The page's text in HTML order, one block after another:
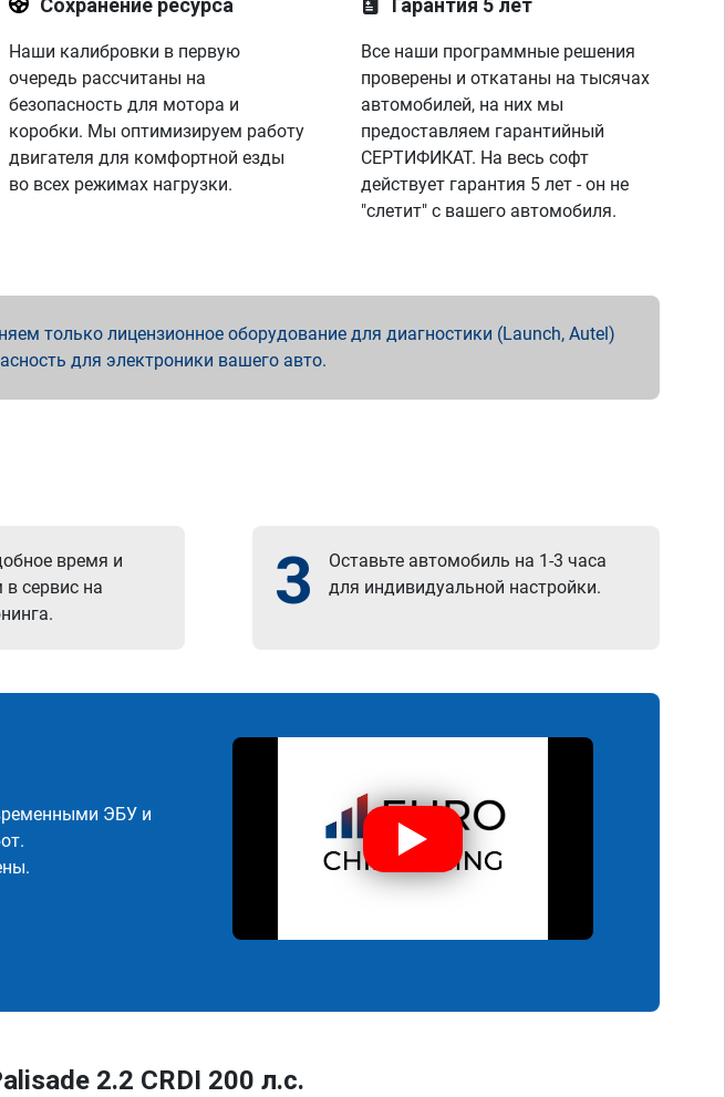
Сохранение ресурса
Наши калибровки в первую
очередь рассчитаны на
безопасность для мотора и
коробки. Мы оптимизируем работу
двигателя для комфортной езды
во всех режимах нагрузки.
Гарантия 5 лет
Все наши программные решения
проверены и откатаны на тысячах
автомобилей, на них мы
предоставляем гарантийный
СЕРТИФИКАТ. На весь софт
действует гарантия 5 лет - он не
"слетит" с вашего автомобиля.
только лицензионное оборудование для диагностики (Launch, Autel)
для электроники вашего авто.
время и
сервис на
3
Оставьте автомобиль на 1-3 часа
для индивидуальной настройки.
ЭБУ и
2.2 CRDI 200 л.с.